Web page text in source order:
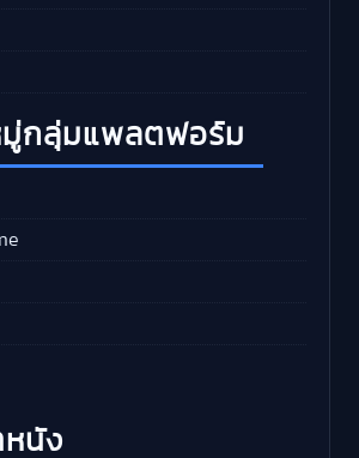
กลุ่มแพลตฟอร์ม
หนัง